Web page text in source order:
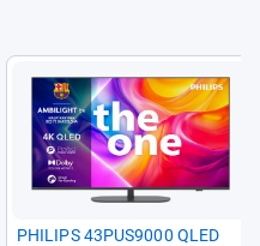
PHI­LIPS 43PUS9000 QLED